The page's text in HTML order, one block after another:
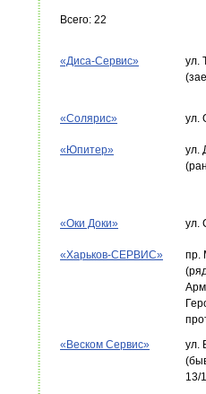
Всего: 22
«Диса-Сервис»
ул.
«Солярис» ул.
«Юпитер»
ул.
«Оки Доки» ул.
«Харьков-СЕРВИС»
пр.
«Веском Сервис»
ул.
13/